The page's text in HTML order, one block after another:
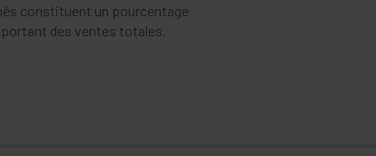
constituent un pourcentage
des ventes totales.